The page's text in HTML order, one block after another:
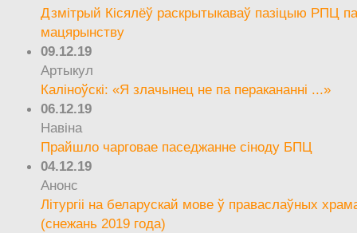
Дзмітрый Кісялёў раскрытыкаваў пазіцыю РПЦ
мацярынству
09.12.19
Артыкул
Каліноўскі: «Я злачынец не па перакананні ...»
06.12.19
Навіна
Прайшло чарговае паседжанне сіноду БПЦ
04.12.19
Анонс
Літургіі на беларускай мове ў праваслаўных
(снежань 2019 года)